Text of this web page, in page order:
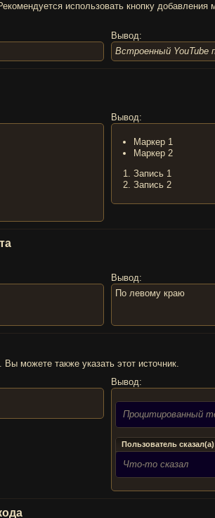
использовать кнопку
Вывод:
Встроенный YouTube
Вывод:
Маркер 1
Маркер 2
Запись 1
Запись 2
Вывод:
По левому краю
Вы можете также указать этот источник.
Вывод:
Процитированный
Пользователь
Что-то сказал